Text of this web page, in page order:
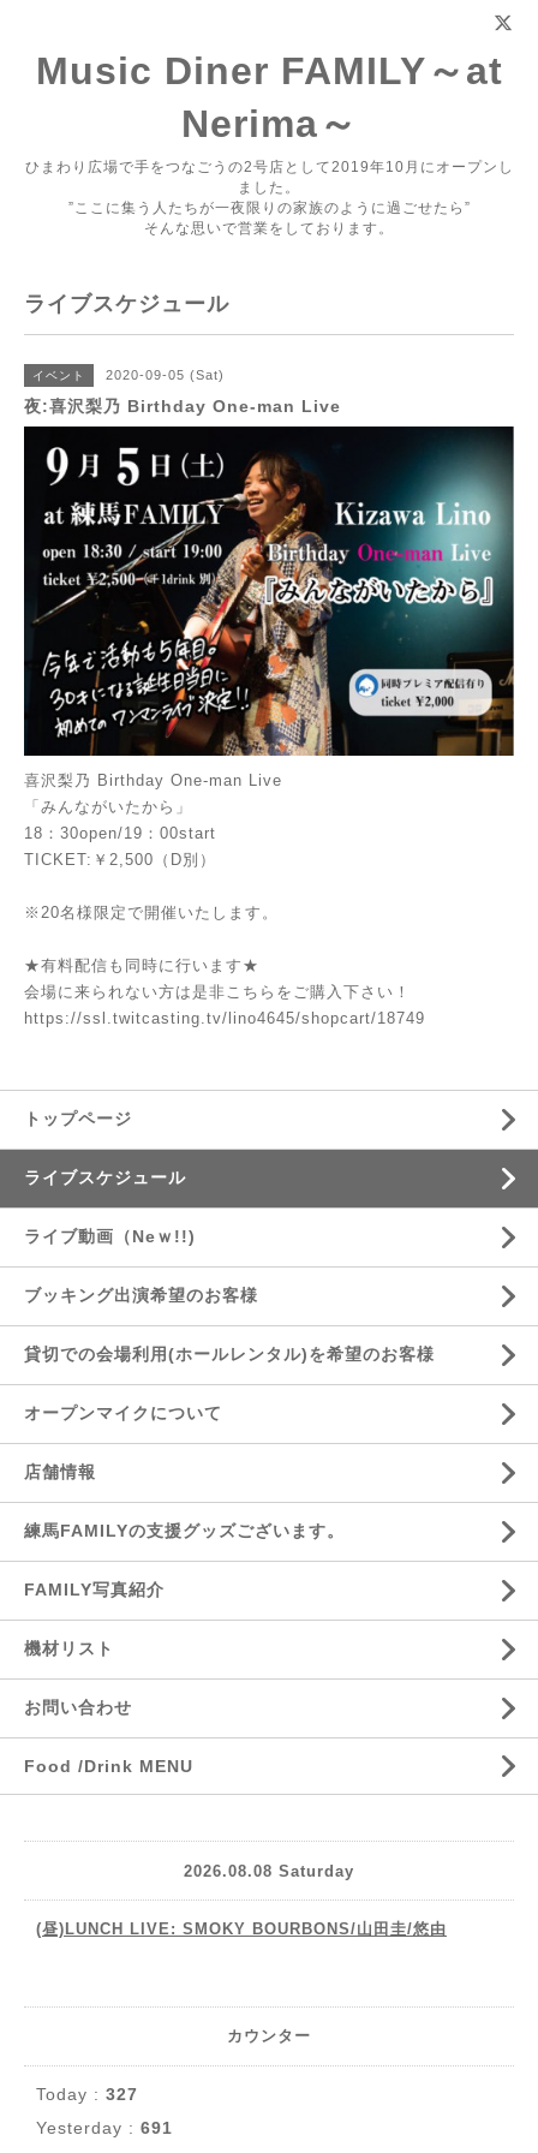
Music Diner FAMILY～at
Nerima～
ひまわり広場で手をつなごうの2号店として2019年10月にオープンし
ました。
”ここに集う人たちが一夜限りの家族のように過ごせたら”
そんな思いで営業をしております。
ライブスケジュール
イベント 2020-09-05 (Sat)
夜:喜沢梨乃 Birthday One-man Live
喜沢梨乃 Birthday One-man Live
「みんながいたから」
18：30open/19：00start
TICKET:￥2,500（D別）
※20名様限定で開催いたします。
★有料配信も同時に行います★
会場に来られない方は是非こちらをご購入下さい！
https://ssl.twitcasting.tv/lino4645/shopcart/18749
トップページ
ライブスケジュール
ライブ動画（Neｗ!!)
ブッキング出演希望のお客様
貸切での会場利用(ホールレンタル)を希望のお客様
オープンマイクについて
店舗情報
練馬FAMILYの支援グッズございます。
FAMILY写真紹介
機材リスト
お問い合わせ
Food /Drink MENU
2026.08.08 Saturday
(昼)LUNCH LIVE: SMOKY BOURBONS/山田圭/悠由
カウンター
Today : 327
Yesterday : 691